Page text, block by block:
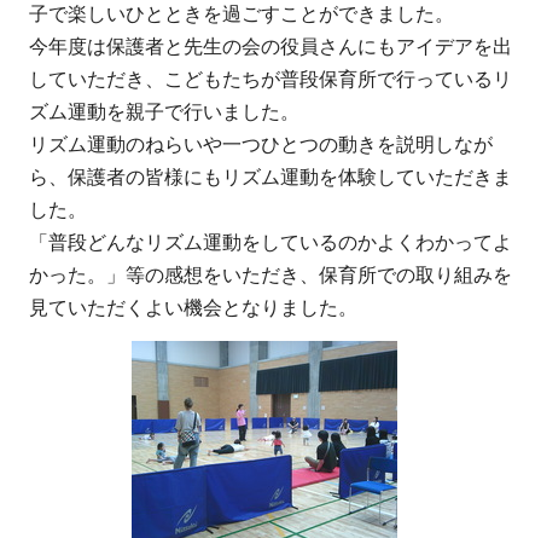
子で楽しいひとときを過ごすことができました。
今年度は保護者と先生の会の役員さんにもアイデアを出
していただき、こどもたちが普段保育所で行っているリ
ズム運動を親子で行いました。
リズム運動のねらいや一つひとつの動きを説明しなが
ら、保護者の皆様にもリズム運動を体験していただきま
した。
「普段どんなリズム運動をしているのかよくわかってよ
かった。」等の感想をいただき、保育所での取り組みを
見ていただくよい機会となりました。